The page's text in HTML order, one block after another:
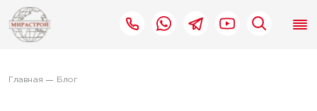
Главная Блог